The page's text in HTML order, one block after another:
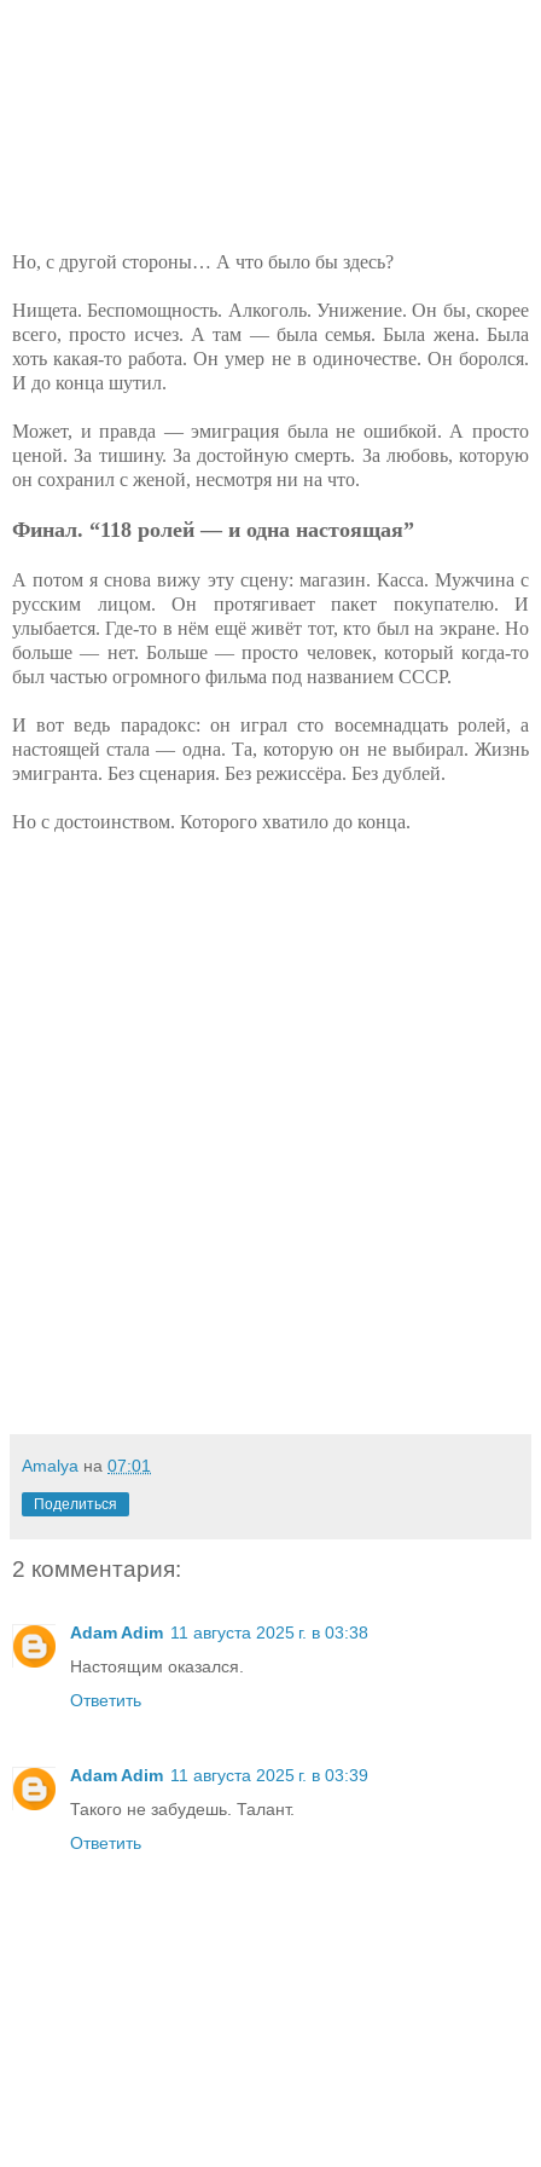
Но, с другой стороны… А что было бы здесь?
Нищета. Беспомощность. Алкоголь. Унижение. Он бы, скорее
всего, просто исчез. А там — была семья. Была жена. Была
хоть какая-то работа. Он умер не в одиночестве. Он боролся.
И до конца шутил.
Может, и правда — эмиграция была не ошибкой. А просто
ценой. За тишину. За достойную смерть. За любовь, которую
он сохранил с женой, несмотря ни на что.
Финал. “118 ролей — и одна настоящая”
А потом я снова вижу эту сцену: магазин. Касса. Мужчина с
русским лицом. Он протягивает пакет покупателю. И
улыбается. Где-то в нём ещё живёт тот, кто был на экране. Но
больше — нет. Больше — просто человек, который когда-то
был частью огромного фильма под названием СССР.
И вот ведь парадокс: он играл сто восемнадцать ролей, а
настоящей стала — одна. Та, которую он не выбирал. Жизнь
эмигранта. Без сценария. Без режиссёра. Без дублей.
Но с достоинством. Которого хватило до конца.
Amalya на 07:01
Поделиться
2 комментария:
Adam Adim 11 августа 2025 г. в 03:38
Настоящим оказался.
Ответить
Adam Adim 11 августа 2025 г. в 03:39
Такого не забудешь. Талант.
Ответить